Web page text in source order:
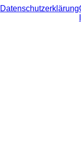
Datenschutzerklärung